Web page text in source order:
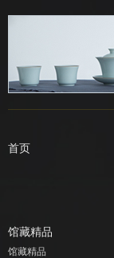
首页
馆藏精品
馆藏精品